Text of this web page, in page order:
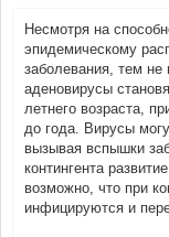
Несмотря на
эпидемическому
заболевания, тем
аденовирусы
летнего возраста,
до года. Вирусы
вызывая вспышки
контингента
возможно, что при
инфицируются и